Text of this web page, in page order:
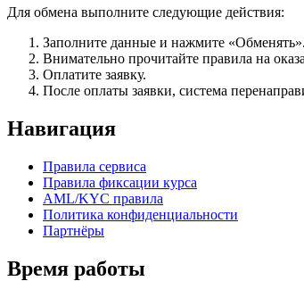
Для обмена выполните следующие действия:
Заполните данные и нажмите «Обменять».
Внимательно прочитайте правила на
Оплатите заявку.
После оплаты заявки, система
Навигация
Правила сервиса
Правила фиксации курса
AML/KYC правила
Политика конфиденциальности
Партнёры
Время работы